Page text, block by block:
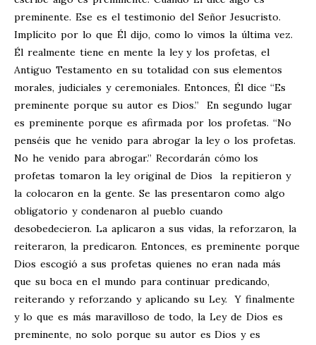
preminente. Ese es el testimonio del Señor Jesucristo.
Implícito por lo que Él dijo, como lo vimos la última vez.
Él realmente tiene en mente la ley y los profetas, el
Antiguo Testamento en su totalidad con sus elementos
morales, judiciales y ceremoniales. Entonces, Él dice “Es
preminente porque su autor es Dios.” En segundo lugar
es preminente porque es afirmada por los profetas. “No
penséis que he venido para abrogar la ley o los profetas.
No he venido para abrogar.” Recordarán cómo los
profetas tomaron la ley original de Dios la repitieron y
la colocaron en la gente. Se las presentaron como algo
obligatorio y condenaron al pueblo cuando
desobedecieron. La aplicaron a sus vidas, la reforzaron, la
reiteraron, la predicaron. Entonces, es preminente porque
Dios escogió a sus profetas quienes no eran nada más
que su boca en el mundo para continuar predicando,
reiterando y reforzando y aplicando su Ley. Y finalmente
y lo que es más maravilloso de todo, la Ley de Dios es
preminente, no solo porque su autor es Dios y es